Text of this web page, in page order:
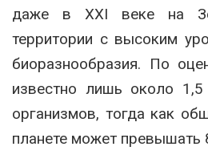
даже в XXI веке на
территории с высоким
биоразнообразия. По
известно лишь около
организмов, тогда как
планете может превышать